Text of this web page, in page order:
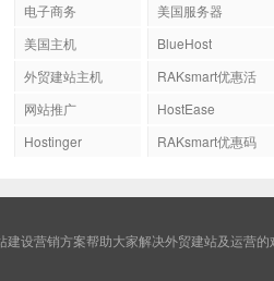
电子商务
美国服务器
美国主机
BlueHost
外贸建站主机
RAKsmart优惠活
网站推广
HostEase
Hostinger
RAKsmart优惠码
设营销方案帮助大家解决外贸建站及运营的